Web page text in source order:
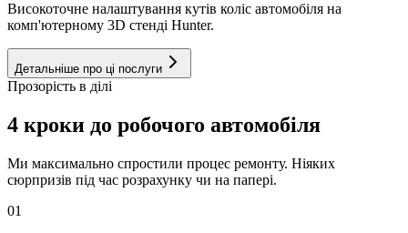
Високоточне налаштування кутів коліс автомобіля на
комп'ютерному 3D стенді Hunter.
Детальніше про ці послуги
Прозорість в ділі
4 кроки до робочого автомобіля
Ми максимально спростили процес ремонту. Ніяких
сюрпризів під час розрахунку чи на папері.
01